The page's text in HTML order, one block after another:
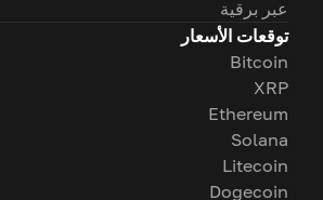
عبر برقية
توقعات الأسعار
Bitcoin
XRP
Ethereum
Solana
Litecoin
Dogecoin